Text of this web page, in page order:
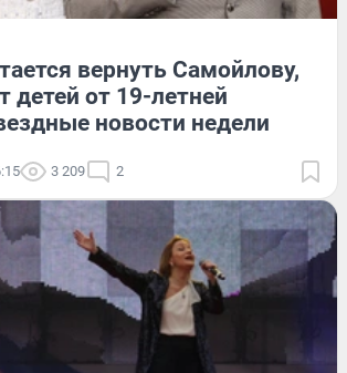
вернуть Самойлову,
детей от 19-летней
новости недели
3 209 2